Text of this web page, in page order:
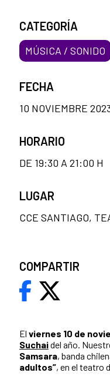
El viernes 10 de
Suchaidel año.
Samsara, banda
adultos”, en el teatro
CATEGORÍA
MÚSICA / SONIDO
FECHA
10 NOVIEMBRE
HORARIO
DE 19:30 A 21:00 H
LUGAR
CCE SANTIAGO,
COMPARTIR